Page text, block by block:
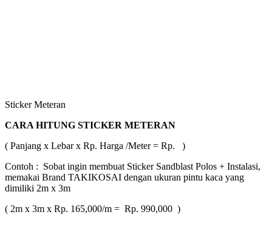
Sticker Meteran
CARA HITUNG STICKER METERAN
( Panjang x Lebar x Rp. Harga /Meter = Rp. )
Contoh : Sobat ingin membuat Sticker Sandblast Polos + Instalasi,
memakai Brand TAKIKOSAI dengan ukuran pintu kaca yang
dimiliki 2m x 3m
( 2m x 3m x Rp. 165,000/m = Rp. 990,000 )